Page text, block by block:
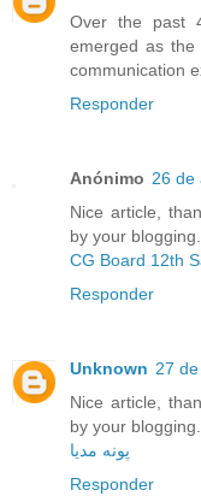
Over the past
emerged as the
communication
Responder
Anónimo 26 de
Nice article,
by your
CG Board 12th
Responder
Unknown 27
Nice article,
by your
پونه مدیا
Responder